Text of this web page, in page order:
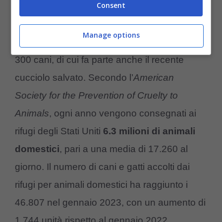
Il centro di soccorso ospita attualmente oltre
300 cani, di cui fa parte anche il recente
cucciolo salvato. Secondo l’American
Society for the Prevention of Cruelty to
Animals, ogni anno vengono consegnati ai
rifugi degli Stati Uniti 6.3 milioni di animali
domestici, pari a una media di 17.260 al
giorno. Il numero di cani e gatti accolti dai
rifugi per animali domestici ha raggiunto i
46.807 nel gennaio 2023, con un aumento di
Consent
Manage options